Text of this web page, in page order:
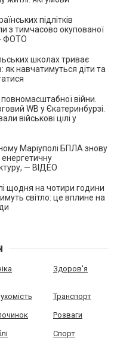
підлітків
з тимчасово окупованої
- ФОТО
школах триває
як навчатимуться діти та
війни.
WB у Єкатеринбурзі.
військові цілі у
Маріуполі БПЛА знову
— ВІДЕО
щодня на чотири години
світло: це вплине на
Здоров'я
Транспорт
Розваги
Спорт